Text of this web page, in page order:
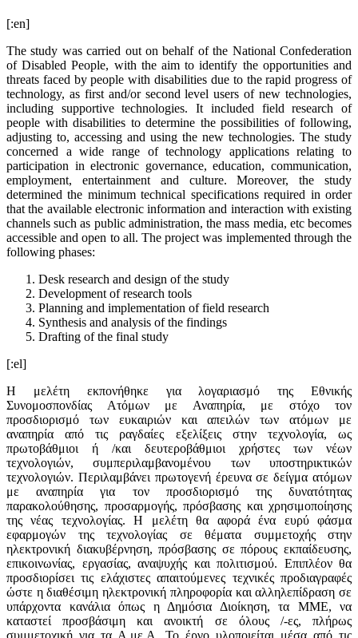
[:en]
The study was carried out on behalf of the National Confederation
of Disabled People, with the aim to identify the opportunities and
threats faced by people with disabilities due to the rapid progress of
technology, as first and/or second level users of new technologies,
including supportive technologies. It included field research of
people with disabilities to determine the possibilities of following,
adjusting to, accessing and using the new technologies. The study
concerned a wide range of technology applications relating to
participation in electronic governance, education, communication,
employment, entertainment and culture. Moreover, the study
determined the minimum technical specifications required in order
that the available electronic information and interaction with existing
channels such as public administration, the mass media, etc becomes
accessible and open to all. The project was implemented through the
following phases:
Desk research and design of the study
Development of research tools
Planning and implementation of field research
Synthesis and analysis of the findings
Drafting of the final study
[:el]
Η μελέτη εκπονήθηκε για λογαριασμό της Εθνικής
Συνομοσπονδίας Ατόμων με Αναπηρία, με στόχο τον
προσδιορισμό των ευκαιριών και απειλών των ατόμων με
αναπηρία από τις ραγδαίες εξελίξεις στην τεχνολογία, ως
πρωτοβάθμιοι ή /και δευτεροβάθμιοι χρήστες των νέων
τεχνολογιών, συμπεριλαμβανομένου των υποστηρικτικών
τεχνολογιών. Περιλαμβάνει πρωτογενή έρευνα σε δείγμα ατόμων
με αναπηρία για τον προσδιορισμό της δυνατότητας
παρακολούθησης, προσαρμογής, πρόσβασης και χρησιμοποίησης
της νέας τεχνολογίας. Η μελέτη θα αφορά ένα ευρύ φάσμα
εφαρμογών της τεχνολογίας σε θέματα συμμετοχής στην
ηλεκτρονική διακυβέρνηση, πρόσβασης σε πόρους εκπαίδευσης,
επικοινωνίας, εργασίας, αναψυχής και πολιτισμού. Επιπλέον θα
προσδιορίσει τις ελάχιστες απαιτούμενες τεχνικές προδιαγραφές
ώστε η διαθέσιμη ηλεκτρονική πληροφορία και αλληλεπίδραση σε
υπάρχοντα κανάλια όπως η Δημόσια Διοίκηση, τα ΜΜΕ, να
καταστεί προσβάσιμη και ανοικτή σε όλους /-ες, πλήρως
συμμετοχική για τα Α.με.Α. Το έργο υλοποιείται μέσα από τις